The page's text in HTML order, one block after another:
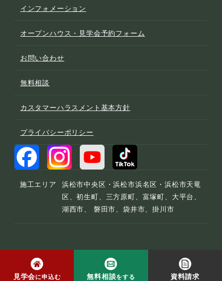
インフォメーション
オープンハウス・見学会予約フォーム
お問い合わせ
無料相談
カスタマーハラスメント基本方針
プライバシーポリシー
施工エリア
浜松市中央区・浜松市浜名区・浜松市天竜
区、初生町、三方原町、富塚町、大平台、
湖西市、 磐田市、袋井市、掛川市
見学会に申込む 無料相談をする 資料請求
© 2022 宮下工務店